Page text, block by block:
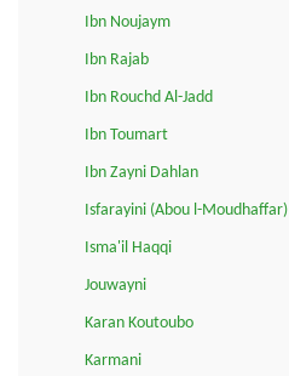
Ibn Noujaym
Ibn Rajab
Ibn Rouchd Al-Jadd
Ibn Toumart
Ibn Zayni Dahlan
Isfarayini (Abou l-Moudhaffar)
Isma'il Haqqi
Jouwayni
Karan Koutoubo
Karmani